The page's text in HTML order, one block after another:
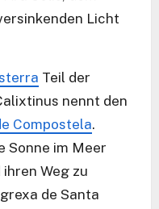
Licht
Teil der
nennt den
Compostela.
Sonne im Meer
Weg zu
de Santa